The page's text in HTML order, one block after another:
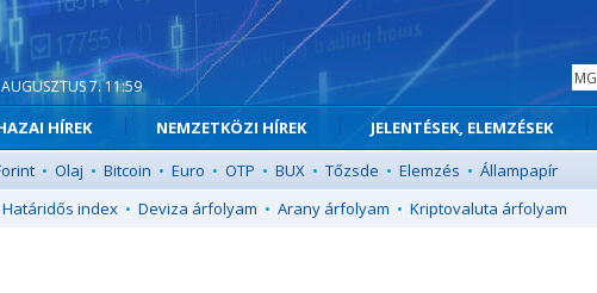
7. 11:59
HÍREK NEMZETKÖZI HÍREK JELENTÉSEK, ELEMZÉSEK
• Olaj • Bitcoin • Euro • OTP • BUX • Tőzsde • Elemzés • Állampapír
Határidős index • Deviza árfolyam • Arany árfolyam • Kriptovaluta árfolyam